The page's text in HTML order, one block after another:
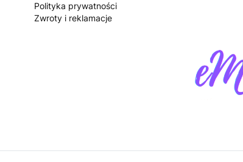
Polityka prywatności
Zwroty i reklamacje